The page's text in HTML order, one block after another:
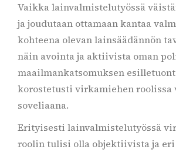
Vaikka lainvalmistelutyössä
ja joudutaan ottamaan kantaa
kohteena olevan lainsäädännön
näin avointa ja aktiivista oman
maailmankatsomuksen
korostetusti virkamiehen roolissa
soveliaana.
Erityisesti lainvalmistelutyössä
roolin tulisi olla objektiivista ja